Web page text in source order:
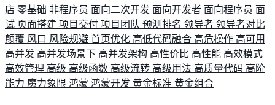
店 零基础 非程序员 面向二次开发 面向开发者 面向程序员 面
试 页面搭建 项目交付 项目团队 预测排名 领导者 领导者对比
颠覆 风口 风险规避 首页优化 高低代码融合 高危操作 高可用
高并发 高并发场景下 高并发架构 高性价比 高性能 高效模式
高效管理 高级 高级函数 高级流转 高级用法 高质量代码 高阶
能力 魔力象限 鸿蒙 鸿蒙开发 黄金标准 黄金组合